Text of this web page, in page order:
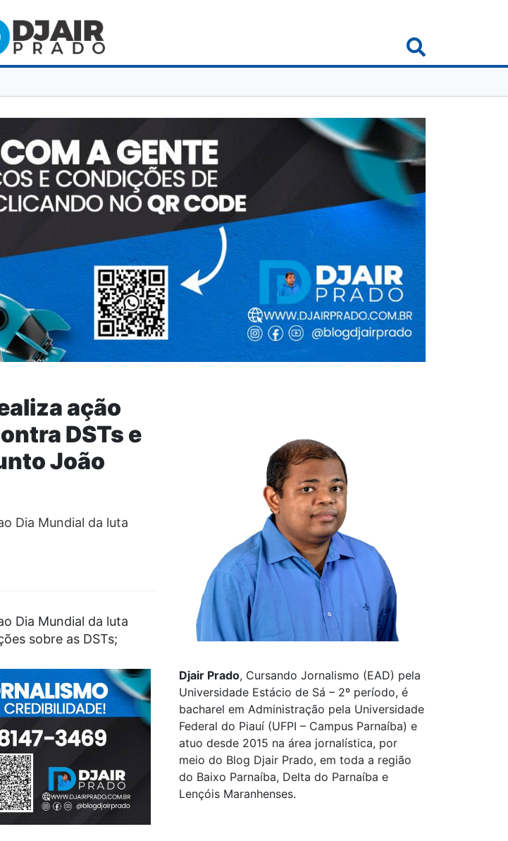
ação
DSTs e
João
Dia Mundial da luta
Dia Mundial da luta
sobre as DSTs;
Djair Prado, Cursando Jornalismo (EAD) pela
Universidade Estácio de Sá – 2º período, é
bacharel em Administração pela Universidade
Federal do Piauí (UFPI – Campus Parnaíba) e
atuo desde 2015 na área jornalística, por
meio do Blog Djair Prado, em toda a região
do Baixo Parnaíba, Delta do Parnaíba e
Lençóis Maranhenses.